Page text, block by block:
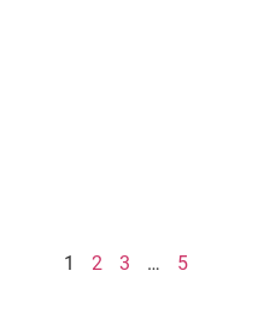
1 2 3 … 5